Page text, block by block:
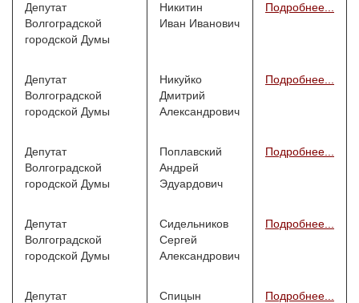
Депутат
Волгоградской
городской Думы
Никитин
Иван Иванович
Подробнее...
Депутат
Волгоградской
городской Думы
Никуйко
Дмитрий
Александрович
Подробнее...
Депутат
Волгоградской
городской Думы
Поплавский
Андрей
Эдуардович
Подробнее...
Депутат
Волгоградской
городской Думы
Сидельников
Сергей
Александрович
Подробнее...
Депутат
Спицын
Подробнее...